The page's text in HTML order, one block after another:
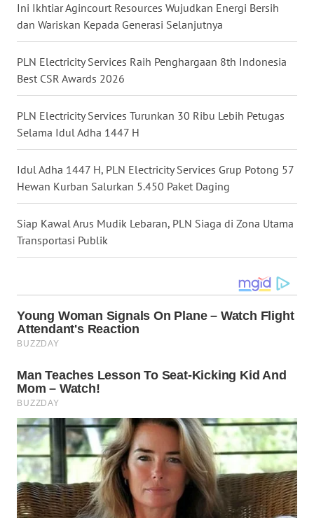
Ini Ikhtiar Agincourt Resources Wujudkan Energi Bersih
dan Wariskan Kepada Generasi Selanjutnya
PLN Electricity Services Raih Penghargaan 8th Indonesia
Best CSR Awards 2026
PLN Electricity Services Turunkan 30 Ribu Lebih Petugas
Selama Idul Adha 1447 H
Idul Adha 1447 H, PLN Electricity Services Grup Potong 57
Hewan Kurban Salurkan 5.450 Paket Daging
Siap Kawal Arus Mudik Lebaran, PLN Siaga di Zona Utama
Transportasi Publik
WN DELI
SERDANG
WN
TEBING
TINGGI
WN
PAKPAK
WN
WN
WN
WN
TAPANULI
UTARA
WN
SAMOSIR
WN